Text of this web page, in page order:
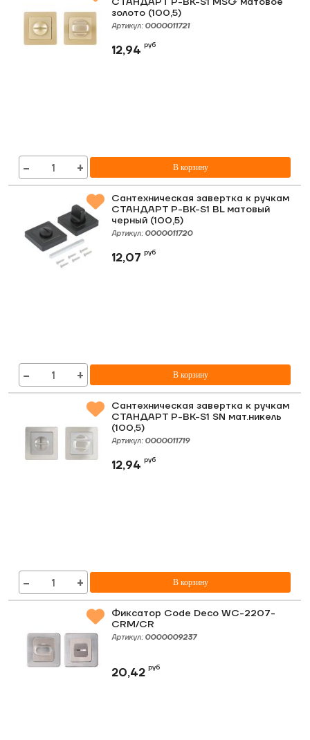
золото (100,5)
Артикул: 0000011721
12,94руб
− + В корзину
Сантехническая завертка к ручкам
СТАНДАРТ P-BK-S1 BL матовый
черный (100,5)
Артикул: 0000011720
12,07руб
− + В корзину
Сантехническая завертка к ручкам
СТАНДАРТ P-BK-S1 SN мат.никель
(100,5)
Артикул: 0000011719
12,94руб
− + В корзину
Фиксатор Code Deco WC-2207-
CRM/CR
Артикул: 0000009237
20,42руб